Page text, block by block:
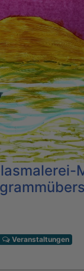
Veranstaltungen